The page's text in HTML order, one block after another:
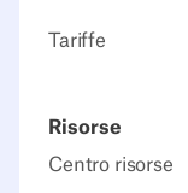
Tariffe
Risorse
Centro risorse